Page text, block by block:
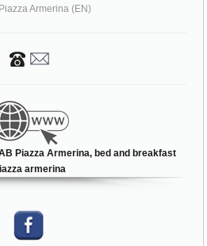
Armerina (EN)
Piazza Armerina, bed and breakfast
armerina